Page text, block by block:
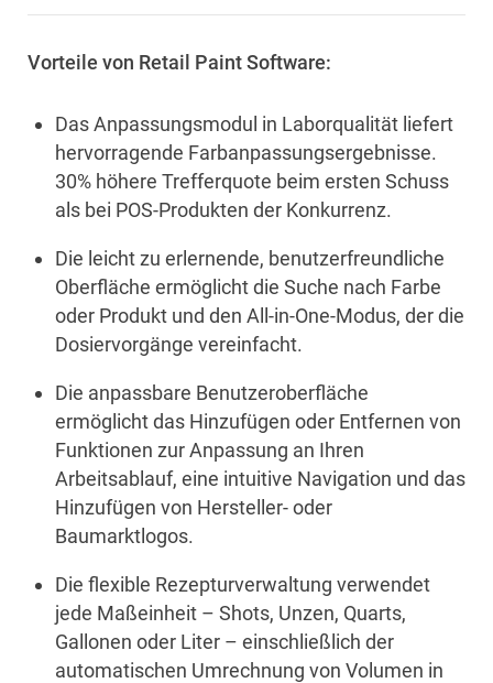
Vorteile von Retail Paint Software:
Das Anpassungsmodul in Laborqualität liefert
hervorragende Farbanpassungsergebnisse.
30% höhere Trefferquote beim ersten Schuss
als bei POS-Produkten der Konkurrenz.
Die leicht zu erlernende, benutzerfreundliche
Oberfläche ermöglicht die Suche nach Farbe
oder Produkt und den All-in-One-Modus, der die
Dosiervorgänge vereinfacht.
Die anpassbare Benutzeroberfläche
ermöglicht das Hinzufügen oder Entfernen von
Funktionen zur Anpassung an Ihren
Arbeitsablauf, eine intuitive Navigation und das
Hinzufügen von Hersteller- oder
Baumarktlogos.
Die flexible Rezepturverwaltung verwendet
jede Maßeinheit – Shots, Unzen, Quarts,
Gallonen oder Liter – einschließlich der
automatischen Umrechnung von Volumen in